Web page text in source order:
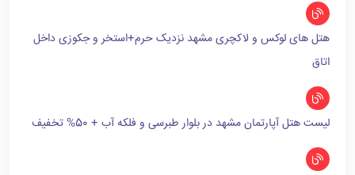
هتل های لوکس و لاکچری مشهد نزدیک حرم+استخر و جکوزی داخل
اتاق
لیست هتل آپارتمان مشهد در بلوار طبرسی و فلکه آب + 50% تخفیف